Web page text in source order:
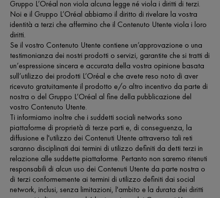
Gruppo L’Oréal non viola alcuna legge né viola i diritti di terzi.
Noi e il Gruppo L’Oréal abbiamo il diritto di rivelare la vostra
identità a terzi che affermino che il Contenuto Utente viola i loro
diritti.
Se il vostro Contenuto Utente contiene un’approvazione o una
testimonianza dei nostri prodotti o servizi, garantite che si tratti di
un’espressione sincera e accurata della vostra opinione basata
sull’utilizzo dei prodotti L’Oréal e che avete reso noto di aver
ricevuto gratuitamente il prodotto e/o altro incentivo da parte di
nostra o del Gruppo L’Oréal al fine della pubblicazione del
vostro Contenuto Utente.
Ti informiamo inoltre che i suddetti sociali networks sono
piattaforme di proprietà di terze parti e, di conseguenza, la
diffusione e l'utilizzo dei Contenuti Utente attraverso tali reti
saranno disciplinati dai termini di utilizzo definiti da detti terzi in
relazione alle suddette piattaforme. Pertanto non saremo ritenuti
responsabili di alcun uso dei Contenuti Utente da parte nostra o
di terzi conformemente ai termini di utilizzo definiti dai social
network, inclusi, senza limitazioni, l'ambito e la durata dei diritti